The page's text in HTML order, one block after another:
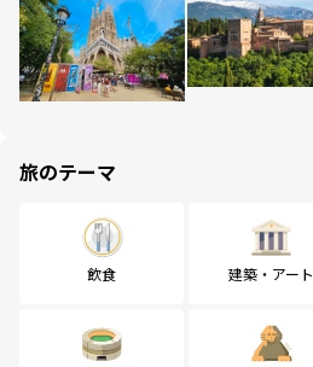
旅のテーマ
飲食 建築・アート